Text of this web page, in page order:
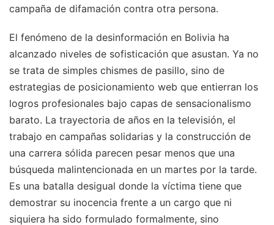
campaña de difamación contra otra persona.
El fenómeno de la desinformación en Bolivia ha
alcanzado niveles de sofisticación que asustan. Ya no
se trata de simples chismes de pasillo, sino de
estrategias de posicionamiento web que entierran los
logros profesionales bajo capas de sensacionalismo
barato. La trayectoria de años en la televisión, el
trabajo en campañas solidarias y la construcción de
una carrera sólida parecen pesar menos que una
búsqueda malintencionada en un martes por la tarde.
Es una batalla desigual donde la víctima tiene que
demostrar su inocencia frente a un cargo que ni
siquiera ha sido formulado formalmente, sino